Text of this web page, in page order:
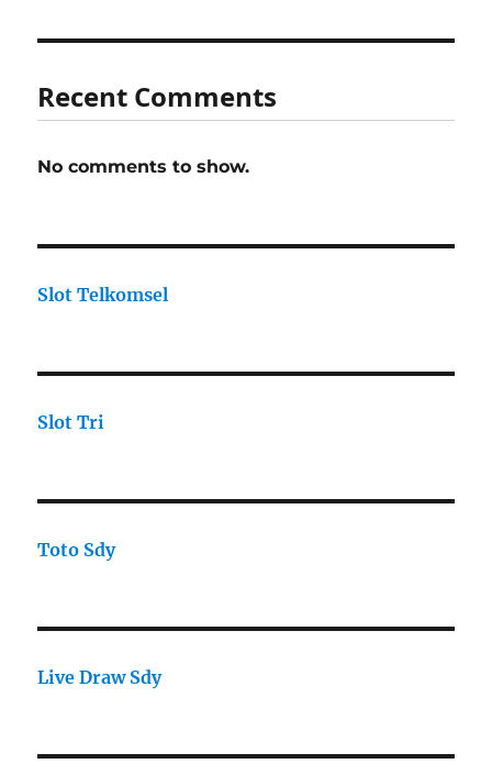
Recent Comments
No comments to show.
Slot Telkomsel
Slot Tri
Toto Sdy
Live Draw Sdy